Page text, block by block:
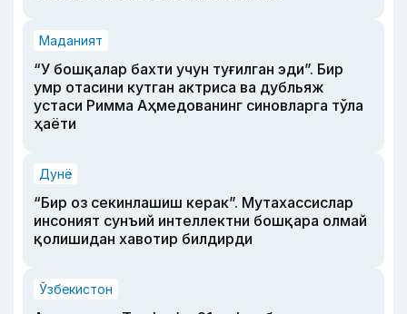
Маданият
“У бошқалар бахти учун туғилган эди”. Бир
умр отасини кутган актриса ва дубльяж
устаси Римма Аҳмедованинг синовларга тўла
ҳаёти
Дунё
“Бир оз секинлашиш керак”. Мутахассислар
инсоният сунъий интеллектни бошқара олмай
қолишидан хавотир билдирди
Ўзбекистон